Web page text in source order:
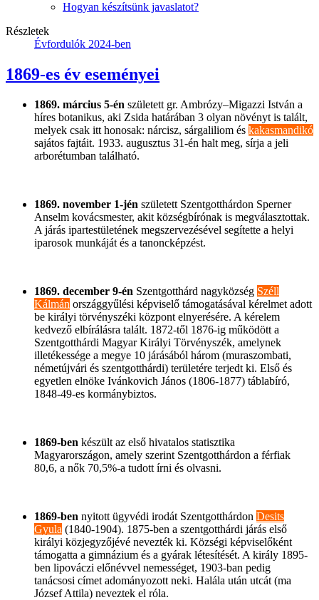
Hogyan készítsünk javaslatot?
Részletek
Évfordulók 2024-ben
1869-es év eseményei
1869. március 5-én született gr. Ambrózy–Migazzi István a
híres botanikus, aki Zsida határában 3 olyan növényt is talált,
melyek csak itt honosak: nárcisz, sárgaliliom és kakasmandikó
sajátos fajtáit. 1933. augusztus 31-én halt meg, sírja a jeli
arborétumban található.
1869. november 1-jén született Szentgotthárdon Sperner
Anselm kovácsmester, akit községbírónak is megválasztottak.
A járás ipartestületének megszervezésével segítette a helyi
iparosok munkáját és a tanoncképzést.
1869. december 9-én Szentgotthárd nagyközség Széll
Kálmán országgyűlési képviselő támogatásával kérelmet adott
be királyi törvényszéki központ elnyerésére. A kérelem
kedvező elbírálásra talált. 1872-től 1876-ig működött a
Szentgotthárdi Magyar Királyi Törvényszék, amelynek
illetékessége a megye 10 járásából három (muraszombati,
németújvári és szentgotthárdi) területére terjedt ki. Első és
egyetlen elnöke Ivánkovich János (1806-1877) táblabíró,
1848-49-es kormánybiztos.
1869-ben készült az első hivatalos statisztika
Magyarországon, amely szerint Szentgotthárdon a férfiak
80,6, a nők 70,5%-a tudott írni és olvasni.
1869-ben nyitott ügyvédi irodát Szentgotthárdon Desits
Gyula (1840-1904). 1875-ben a szentgotthárdi járás első
királyi közjegyzőjévé nevezték ki. Községi képviselőként
támogatta a gimnázium és a gyárak létesítését. A király 1895-
ben lipováczi előnévvel nemességet, 1903-ban pedig
tanácsosi címet adományozott neki. Halála után utcát (ma
József Attila) neveztek el róla.